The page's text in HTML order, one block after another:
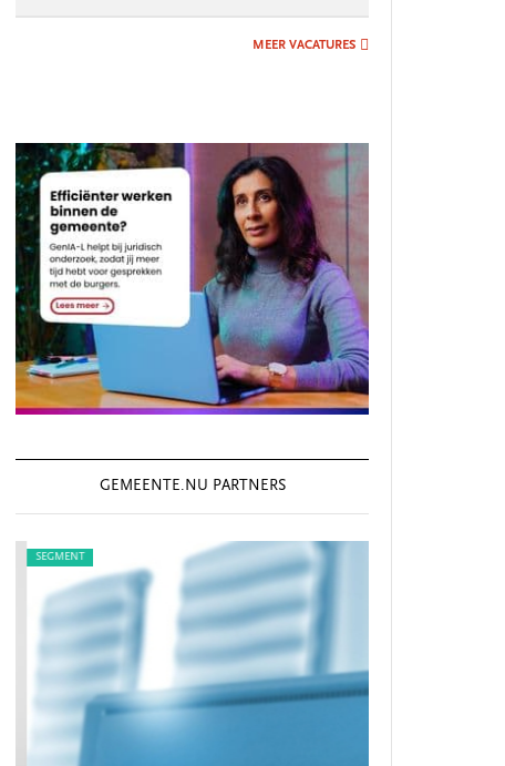
MEER VACATURES
GEMEENTE.NU PARTNERS
SEGMENT